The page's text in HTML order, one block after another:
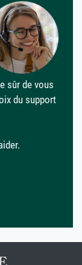
sûr de vous
du support